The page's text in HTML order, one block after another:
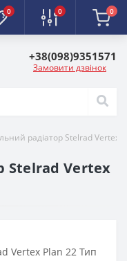
0 0 0
+38(098)9351571
Замовити дзвінок
радіатор Stelrad Vertex
Stelrad Vertex